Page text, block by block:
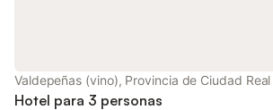
Valdepeñas (vino), Provincia de Ciudad Real
Hotel para 3 personas